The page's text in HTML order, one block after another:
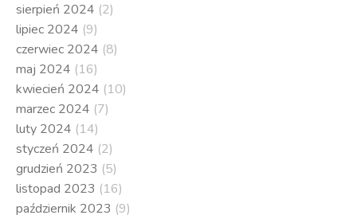
sierpień 2024 (2)
lipiec 2024 (9)
czerwiec 2024 (8)
maj 2024 (16)
kwiecień 2024 (10)
marzec 2024 (7)
luty 2024 (14)
styczeń 2024 (2)
grudzień 2023 (5)
listopad 2023 (16)
październik 2023 (9)